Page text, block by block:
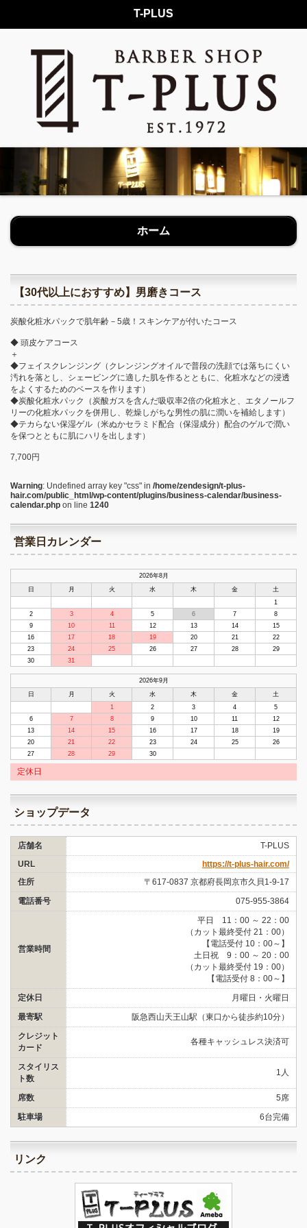
T-PLUS
ホーム
【30代以上におすすめ】男磨きコース
炭酸化粧水パックで肌年齢－5歳！スキンケアが付いたコース
◆ 頭皮ケアコース
＋
◆フェイスクレンジング（クレンジングオイルで普段の洗顔では落ちにくい
汚れを落とし、シェービングに適した肌を作るとともに、化粧水などの浸透
をよくするためのベースを作ります）
◆炭酸化粧水パック（炭酸ガスを含んだ吸収率2倍の化粧水と、エタノールフ
リーの化粧水パックを併用し、乾燥しがちな男性の肌に潤いを補給します）
◆テカらない保湿ゲル（米ぬかセラミド配合（保湿成分）配合のゲルで潤い
を保つとともに肌にハリを出します）
7,700円
Warning: Undefined array key "css" in /home/zendesign/t-plus-
hair.com/public_html/wp-content/plugins/business-calendar/business-
calendar.php on line 1240
営業日カレンダー
2026年8月
日
月 火 水 木 金
土
1
2
3 4 5 6 7
8
9
10 11 12 13 14
15
16
17 18 19 20 21
22
23
24 25 26 27 28
29
30
31
2026年9月
日
月 火 水 木 金
土
1
2 3 4
5
6
7 8 9 10 11
12
13
14 15 16 17 18
19
20
21 22 23 24 25
26
27
28 29 30
定休日
ショップデータ
店舗名
T-PLUS
URL
https://t-plus-hair.com/
住所
〒617-0837 京都府長岡京市久貝1-9-17
電話番号
075-955-3864
営業時間
平日 11：00 ～ 22：00
（カット最終受付 21：00）
【電話受付 10：00～】
土日祝 9：00 ～ 20：00
（カット最終受付 19：00）
【電話受付 8：00～】
定休日
月曜日・火曜日
最寄駅
阪急西山天王山駅（東口から徒歩約10分）
クレジット
カード
各種キャッシュレス決済可
スタイリス
ト数
1人
席数
5席
駐車場
6台完備
リンク